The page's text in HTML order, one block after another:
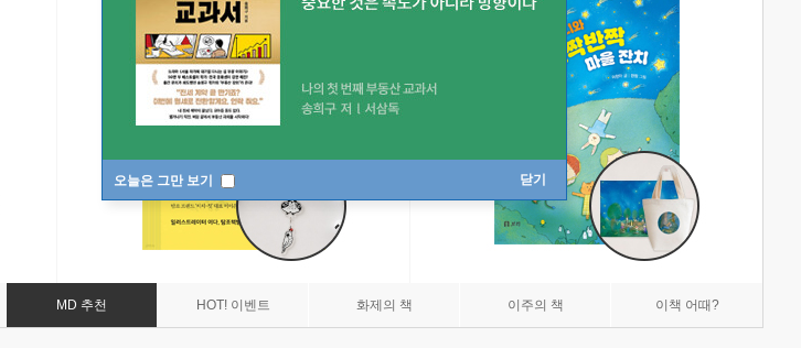
오늘은 그만 보기 닫기
MD 추천 HOT! 이벤트 화제의 책 이주의 책 이책 어때?